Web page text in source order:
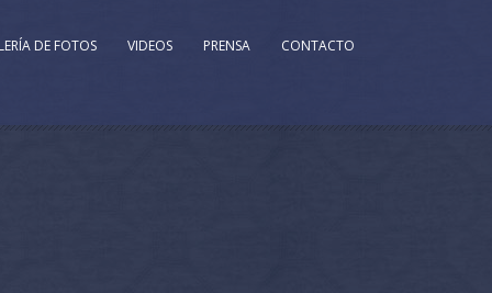
DE FOTOS VIDEOS PRENSA CONTACTO